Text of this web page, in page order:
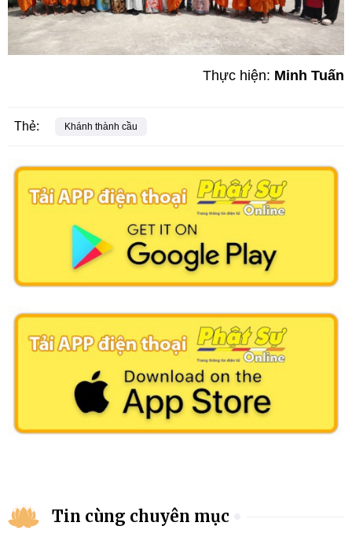
Thực hiện: Minh Tuấn
Thẻ: Khánh thành cầu
Tin cùng chuyên mục